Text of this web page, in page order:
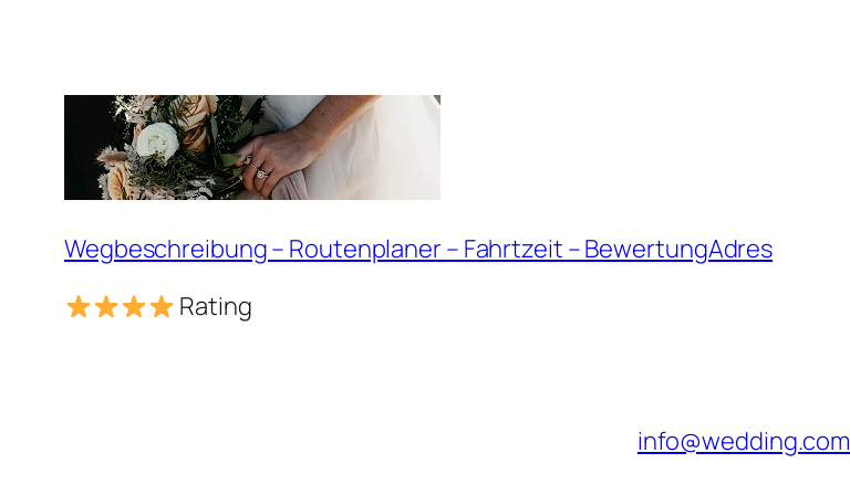
Wegbeschreibung – Routenplaner – Fahrtzeit – BewertungAdres
Rating
info@wedding.com